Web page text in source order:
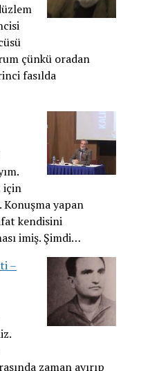
çünkü oradan
fasılda
için
yapan
kendisini
imiş. Şimdi…
–
zaman ayırıp